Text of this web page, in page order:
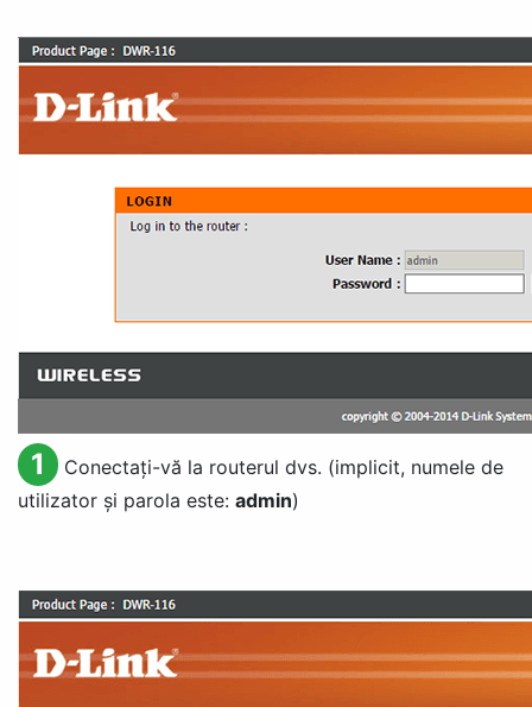
1
Conectați-vă la routerul dvs. (implicit, numele de
utilizator și parola este: admin)